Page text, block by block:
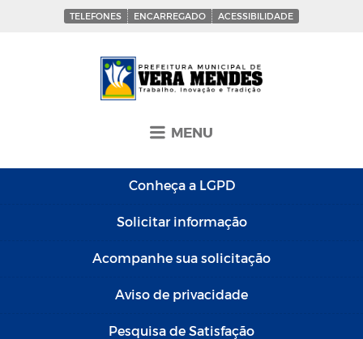
TELEFONES ENCARREGADO ACESSIBILIDADE
MENU
Conheça a LGPD
Solicitar informação
Acompanhe sua solicitação
Aviso de privacidade
Pesquisa de Satisfação